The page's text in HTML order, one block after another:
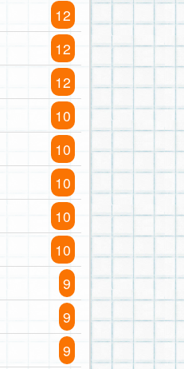
12
12
12
10
10
10
10
10
9
9
9